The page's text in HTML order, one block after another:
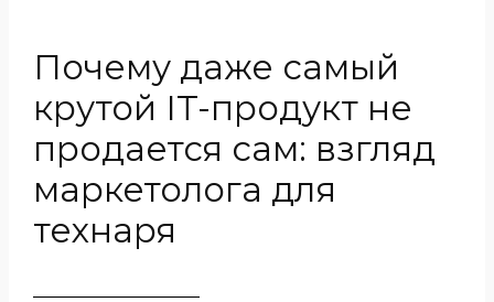
Почему даже самый
крутой IT-продукт не
продается сам: взгляд
маркетолога для
технаря